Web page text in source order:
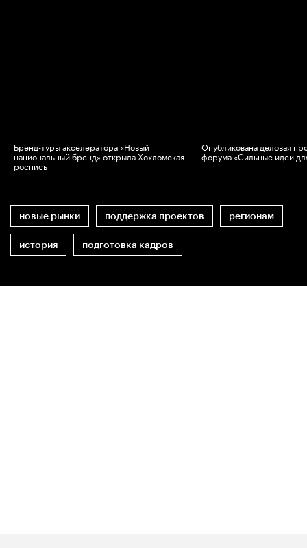
Бренд-туры акселератора «Новый
национальный бренд» открыла Хохломская
роспись
Опубликована деловая
форума «Сильные идеи
новые рынки поддержка проектов регионам
история подготовка кадров